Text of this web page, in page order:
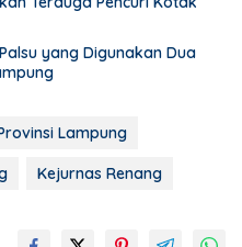
yang Digunakan Dua
Lampung
Kejurnas Renang